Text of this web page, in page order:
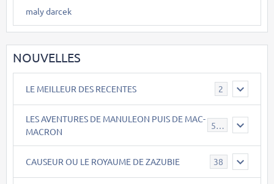
maly darcek
NOUVELLES
LE MEILLEUR DES RECENTES 2
LES AVENTURES DE MANULEON PUIS DE MAC-
MACRON
543
CAUSEUR OU LE ROYAUME DE ZAZUBIE 38